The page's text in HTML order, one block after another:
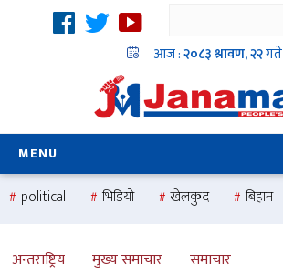
आज :२०८३ श्रावण, २२गते
MENU
political भिडियो खेलकुद
बिहान
national
health
अन्तराष्ट्रिय मुख्य समाचार समाचार